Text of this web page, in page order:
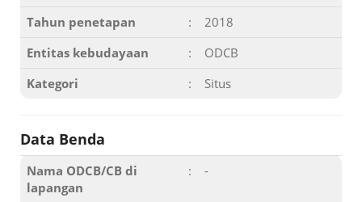
Tahun penetapan :
2018
Entitas kebudayaan
:
ODCB
Kategori
: Situs
Data Benda
Nama ODCB/CB di
lapangan
: -